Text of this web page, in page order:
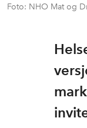
Foto: NHO Mat og